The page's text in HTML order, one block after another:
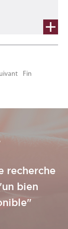
Fin
recherche
bien